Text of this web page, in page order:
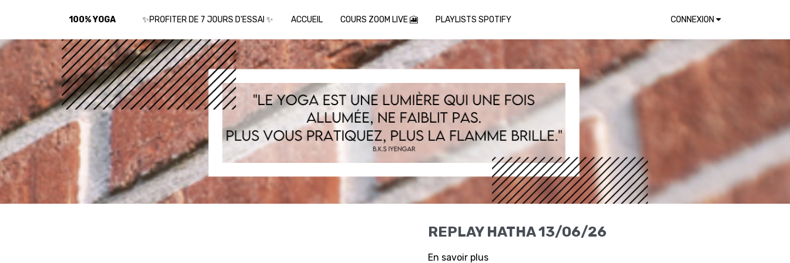
100% YOGA ✨PROFITER DE 7 JOURS D'ESSAI ✨ ACCUEIL COURS ZOOM LIVE 🎦 PLAYLISTS SPOTIFY CONNEXION
REPLAY HATHA 13/06/26
En savoir plus